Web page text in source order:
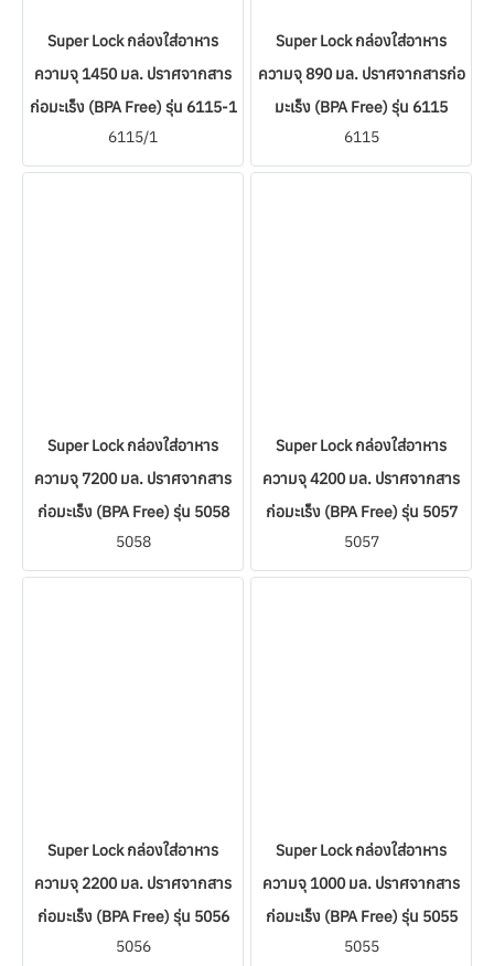
Super Lock กล่องใส่อาหาร
ความจุ 1450 มล. ปราศจากสาร
ก่อมะเร็ง (BPA Free) รุ่น 6115-1
6115/1
Super Lock กล่องใส่อาหาร
ความจุ 890 มล. ปราศจากสารก่อ
มะเร็ง (BPA Free) รุ่น 6115
6115
Super Lock กล่องใส่อาหาร
ความจุ 7200 มล. ปราศจากสาร
ก่อมะเร็ง (BPA Free) รุ่น 5058
5058
Super Lock กล่องใส่อาหาร
ความจุ 4200 มล. ปราศจากสาร
ก่อมะเร็ง (BPA Free) รุ่น 5057
5057
Super Lock กล่องใส่อาหาร
ความจุ 2200 มล. ปราศจากสาร
ก่อมะเร็ง (BPA Free) รุ่น 5056
5056
Super Lock กล่องใส่อาหาร
ความจุ 1000 มล. ปราศจากสาร
ก่อมะเร็ง (BPA Free) รุ่น 5055
5055